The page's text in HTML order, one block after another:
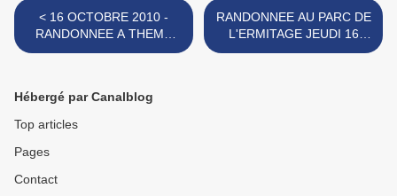
< 16 OCTOBRE 2010 -
RANDONNEE A THEME
DANS LE FRONSADAIS :
RANDONNEE AU PARC DE
L'ERMITAGE JEUDI 16
DECEMBRE >
Hébergé par Canalblog
Top articles
Pages
Contact